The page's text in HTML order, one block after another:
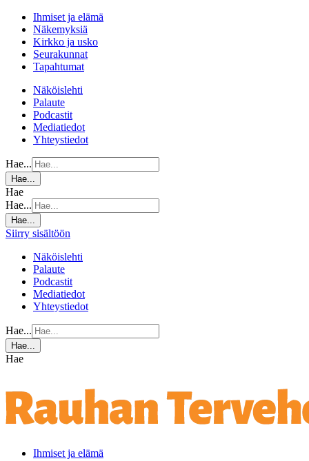
Ihmiset ja elämä
Näkemyksiä
Kirkko ja usko
Seurakunnat
Tapahtumat
Näköislehti
Palaute
Podcastit
Mediatiedot
Yhteystiedot
Hae...
Hae...
Hae
Hae...
Hae...
Siirry sisältöön
Näköislehti
Palaute
Podcastit
Mediatiedot
Yhteystiedot
Hae...
Hae...
Hae
Ihmiset ja elämä